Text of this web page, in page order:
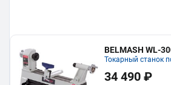
BELMASH WL-
Токарный станок
34 490 ₽